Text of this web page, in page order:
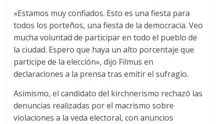
«Estamos muy confiados. Esto es una fiesta para
todos los porteños, una fiesta de la democracia. Veo
mucha voluntad de participar en todo el pueblo de
la ciudad. Espero que haya un alto porcentaje que
participe de la elección», dijo Filmus en
declaraciones a la prensa tras emitir el sufragio.
Asimismo, el candidato del kirchnerismo rechazó las
denuncias realizadas por el macrismo sobre
violaciones a la veda electoral, con anuncios